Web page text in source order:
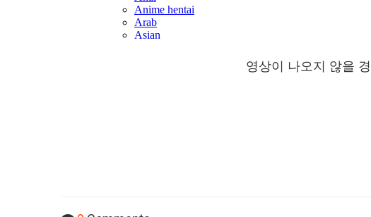
영상이 나오지 않을